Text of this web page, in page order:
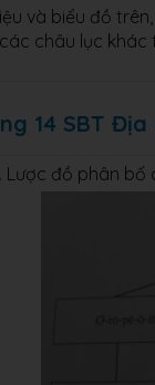
và biểu đồ
châu lục
14 SBT Địa
Lược đồ phân